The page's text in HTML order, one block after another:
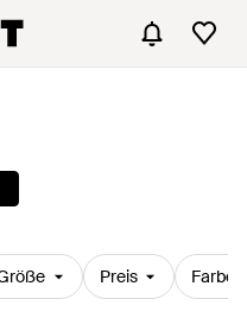
Preis Farbe